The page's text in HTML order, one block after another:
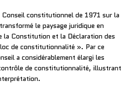
Conseil constitutionnel de 1971 sur la
le paysage juridique en
la Constitution et la Déclaration des
de constitutionnalité ». Par ce
a considérablement élargi les
de constitutionnalité, illustrant